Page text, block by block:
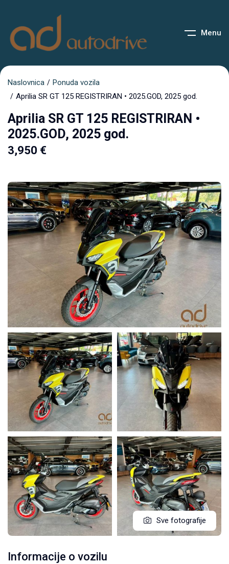
Menu
Naslovnica
Ponuda vozila
Aprilia SR GT 125 REGISTRIRAN • 2025.GOD, 2025 god.
Aprilia SR GT 125 REGISTRIRAN •
2025.GOD, 2025 god.
3,950 €
Sve fotografije
Informacije o vozilu